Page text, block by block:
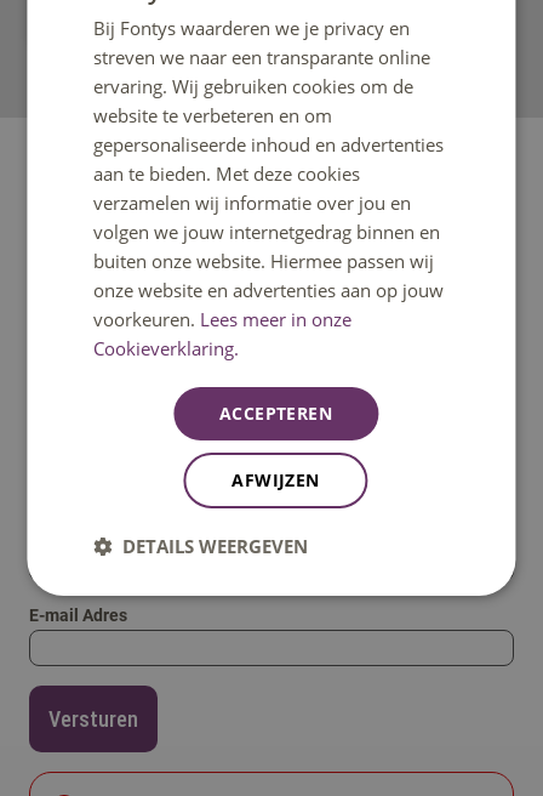
Online formulier
Stel je vraag via het formulier.
Type hier je vraag:
E-mail Adres
Versturen
Bij Fontys waarderen we je privacy en
streven we naar een transparante online
ervaring. Wij gebruiken cookies om de
website te verbeteren en om
gepersonaliseerde inhoud en advertenties
aan te bieden. Met deze cookies
verzamelen wij informatie over jou en
volgen we jouw internetgedrag binnen en
buiten onze website. Hiermee passen wij
onze website en advertenties aan op jouw
voorkeuren. Lees meer in onze
Cookieverklaring.
ACCEPTEREN
AFWIJZEN
DETAILS WEERGEVEN